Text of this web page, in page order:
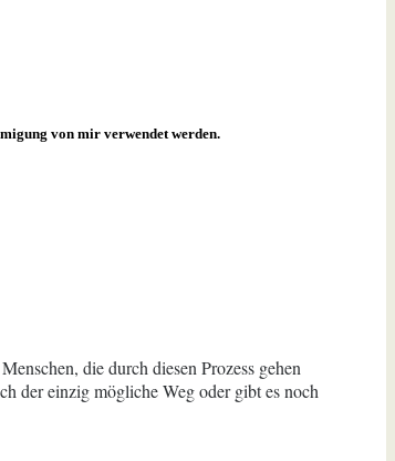
von mir verwendet werden.
die durch diesen Prozess gehen
der einzig mögliche Weg oder gibt es noch